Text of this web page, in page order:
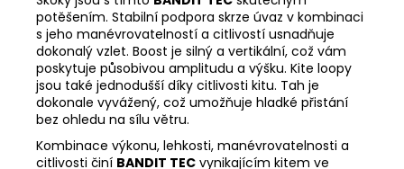
potěšením. Stabilní podpora skrze úvaz v kombinaci
s jeho manévrovatelností a citlivostí usnadňuje
dokonalý vzlet. Boost je silný a vertikální, což vám
poskytuje působivou amplitudu a výšku. Kite loopy
jsou také jednodušší díky citlivosti kitu. Tah je
dokonale vyvážený, což umožňuje hladké přistání
bez ohledu na sílu větru.
Kombinace výkonu, lehkosti, manévrovatelnosti a
citlivosti činí BANDIT TEC vynikajícím kitem ve